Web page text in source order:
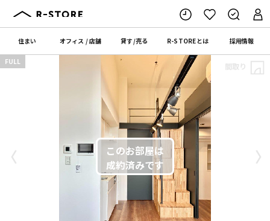
住まい オフィス /店舗 貸す/売る R-STOREとは 採用情報
〈 〉
FULL 間取り